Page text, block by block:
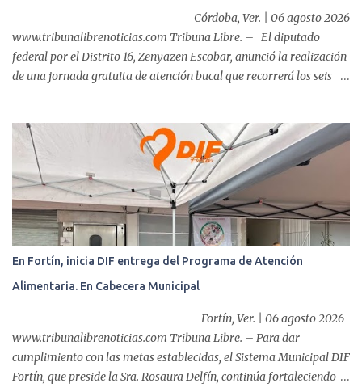
esofágico, una derechohabiente con un tumor en el ...
Córdoba, Ver. | 06 agosto 2026
www.tribunalibrenoticias.com Tribuna Libre. – El diputado
federal por el Distrito 16, Zenyazen Escobar, anunció la realización
de una jornada gratuita de atención bucal que recorrerá los seis
cuidado de la salud. Bajo el lema "Distrito 16, donde nacen las
mejores sonrisas", la campaña beneficiará a habitantes de
Ixtaczoquitlán, Fortín, Córdoba, Amatlán de los Reyes, Cuitláhuac
y Yanga, informó el legislador a través de un mensaje difundido en
sus redes sociales. Durante el anuncio, realizado desde la clínica
Vision Center junto al doctor Víctor Ló...
En Fortín, inicia DIF entrega del Programa de Atención
Alimentaria. En Cabecera Municipal
Fortín, Ver. | 06 agosto 2026
www.tribunalibrenoticias.com Tribuna Libre. – Para dar
cumplimiento con las metas establecidas, el Sistema Municipal DIF
Fortín, que preside la Sra. Rosaura Delfín, continúa fortaleciendo